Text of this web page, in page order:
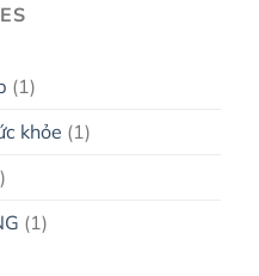
(1)
khỏe (1)
(1)